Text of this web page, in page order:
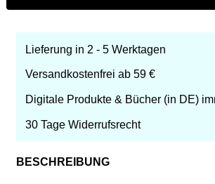
Lieferung in 2 - 5 Werktagen
Versandkostenfrei ab 59 €
Digitale Produkte & Bücher (in DE)
30 Tage Widerrufsrecht
BESCHREIBUNG